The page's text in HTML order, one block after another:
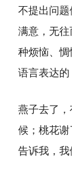
不提出问
满意，无
种烦恼、
语言表达的
燕子去了
候；桃花
告诉我，